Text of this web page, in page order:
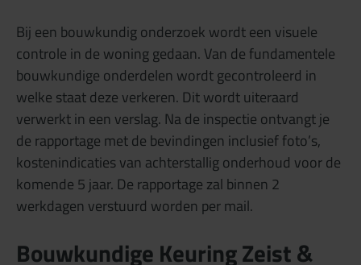
Bij een bouwkundig onderzoek wordt een visuele
controle in de woning gedaan. Van de fundamentele
bouwkundige onderdelen wordt gecontroleerd in
welke staat deze verkeren. Dit wordt uiteraard
verwerkt in een verslag. Na de inspectie ontvangt je
de rapportage met de bevindingen inclusief foto’s,
kostenindicaties van achterstallig onderhoud voor de
komende 5 jaar. De rapportage zal binnen 2
werkdagen verstuurd worden per mail.
Bouwkundige Keuring Zeist &